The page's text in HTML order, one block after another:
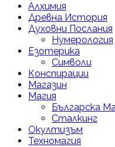
Алхимия
Древна История
Духовни Послания
Нумерология
Езотерика
Символи
Конспирации
Магазин
Магия
Българска
Сталкинг
Окултизъм
Техномагия